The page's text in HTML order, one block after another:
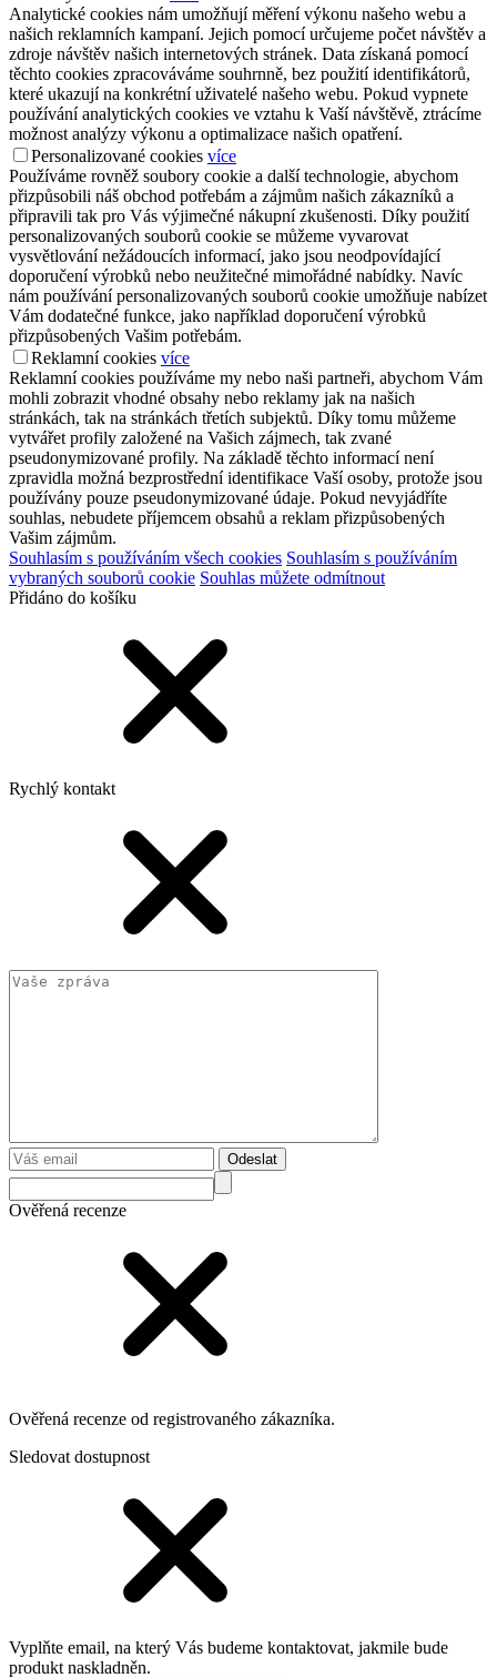
Analytické cookies nám umožňují měření výkonu našeho webu a
našich reklamních kampaní. Jejich pomocí určujeme počet návštěv a
zdroje návštěv našich internetových stránek. Data získaná pomocí
těchto cookies zpracováváme souhrnně, bez použití identifikátorů,
které ukazují na konkrétní uživatelé našeho webu. Pokud vypnete
používání analytických cookies ve vztahu k Vaší návštěvě, ztrácíme
možnost analýzy výkonu a optimalizace našich opatření.
Personalizované cookies více
Používáme rovněž soubory cookie a další technologie, abychom
přizpůsobili náš obchod potřebám a zájmům našich zákazníků a
připravili tak pro Vás výjimečné nákupní zkušenosti. Díky použití
personalizovaných souborů cookie se můžeme vyvarovat
vysvětlování nežádoucích informací, jako jsou neodpovídající
doporučení výrobků nebo neužitečné mimořádné nabídky. Navíc
nám používání personalizovaných souborů cookie umožňuje nabízet
Vám dodatečné funkce, jako například doporučení výrobků
přizpůsobených Vašim potřebám.
Reklamní cookies více
Reklamní cookies používáme my nebo naši partneři, abychom Vám
mohli zobrazit vhodné obsahy nebo reklamy jak na našich
stránkách, tak na stránkách třetích subjektů. Díky tomu můžeme
vytvářet profily založené na Vašich zájmech, tak zvané
pseudonymizované profily. Na základě těchto informací není
zpravidla možná bezprostřední identifikace Vaší osoby, protože jsou
používány pouze pseudonymizované údaje. Pokud nevyjádříte
souhlas, nebudete příjemcem obsahů a reklam přizpůsobených
Vašim zájmům.
Souhlasím s používáním všech cookies Souhlasím s používáním
vybraných souborů cookie Souhlas můžete odmítnout
Přidáno do košíku
Rychlý kontakt
Odeslat
Ověřená recenze
Ověřená recenze od registrovaného zákazníka.
Sledovat dostupnost
Vyplňte email, na který Vás budeme kontaktovat, jakmile bude
produkt naskladněn.